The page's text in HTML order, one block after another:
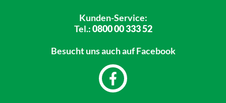
Kunden-Service:
Tel.:0800 00 333 52
Besucht unsauch auf Facebook